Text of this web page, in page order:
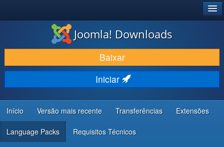
BAIXAR E APRIMORAR
DESCUBRA & APRENDA
COMUNIDADE & SUPORTE
RECURSOS PARA DESENVOLVEDORES
Joomla! Downloads
Baixar
Iniciar
Início Versão mais recente Transferências Extensões
Language Packs Requisitos Técnicos